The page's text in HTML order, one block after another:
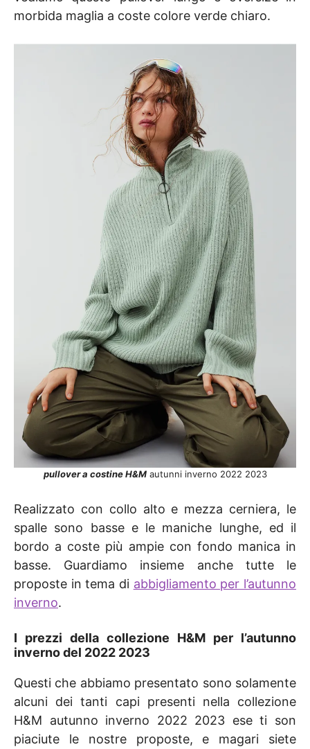
morbida maglia a coste colore verde chiaro.
pullover a costine H&Mautunni inverno 2022 2023
Realizzato con collo alto e mezza cerniera, le
spalle sono basse e le maniche lunghe, ed il
bordo a coste più ampie con fondo manica in
basse. Guardiamo insieme anche tutte le
proposte in tema di abbigliamento per l’autunno
inverno.
I prezzi della collezione H&M per l’autunno
inverno del 2022 2023
Questi che abbiamo presentato sono solamente
alcuni dei tanti capi presenti nella collezione
H&M autunno inverno 2022 2023 ese ti son
piaciute le nostre proposte, e magari siete